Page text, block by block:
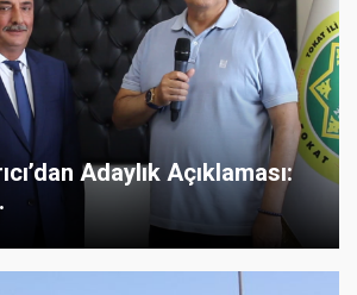
Adaylık Açıklaması: